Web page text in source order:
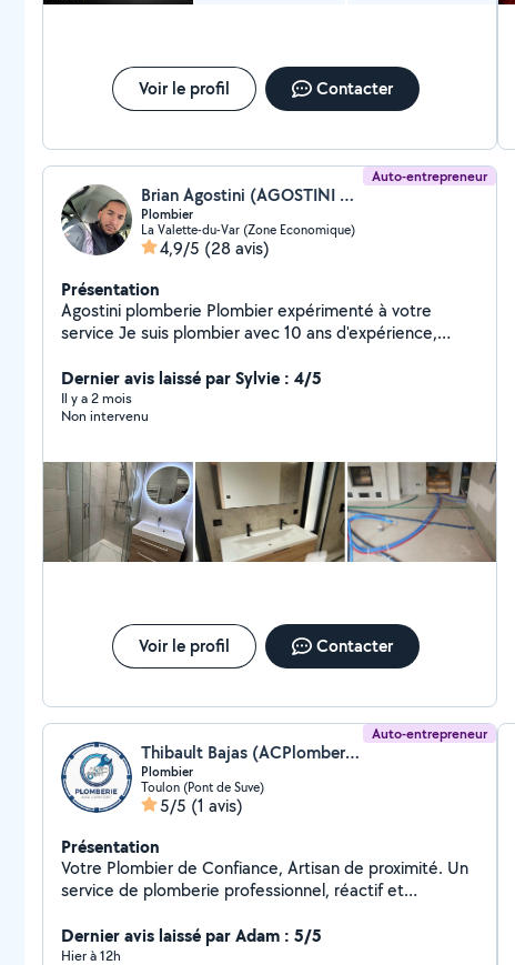
Voir le profil Contacter
Auto-entrepreneur
Brian Agostini (AGOSTINI PLOMBERIE)
Plombier
La Valette-du-Var (Zone Economique)
4,9/5 (28 avis)
Présentation
Agostini plomberie Plombier expérimenté à votre
service Je suis plombier avec 10 ans d'expérience,
Dépannage en urgence (fuites, canalisations bouchées,
chauffe-eau en panne) Installation et remplacement
(robinetterie, WC, chauffe-eau, évier, douche, etc.)
chauffage Petits travaux ou rénovations complètes
Travail sérieux et soigné Déplacements rapides dans
Tarifs clairs et transparents N'hésitez pas à me
contacter, je suis disponible pour répondre à vos
besoins rapidement et efficacement. 07-45-15-85-85
Dernier avis laissé par Sylvie : 4/5
Il y a 2 mois
Non intervenu
Voir le profil Contacter
Auto-entrepreneur
Thibault Bajas (ACPlomberie)
Plombier
Toulon (Pont de Suve)
5/5 (1 avis)
Présentation
Votre Plombier de Confiance, Artisan de proximité. Un
service de plomberie professionnel, réactif et
projets de salle de bain. Installations & Rénovations.
Chauffage et Climatisions.
Dernier avis laissé par Adam : 5/5
Hier à 12h